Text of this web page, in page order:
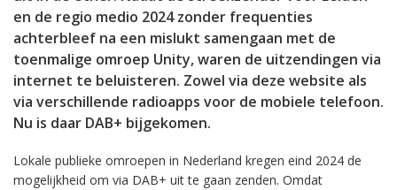
en de regio medio 2024 zonder frequenties
achterbleef na een mislukt samengaan met de
toenmalige omroep Unity, waren de uitzendingen via
internet te beluisteren. Zowel via deze website als
via verschillende radioapps voor de mobiele telefoon.
Nu is daar DAB+ bijgekomen.
Lokale publieke omroepen in Nederland kregen eind 2024 de
mogelijkheid om via DAB+ uit te gaan zenden. Omdat